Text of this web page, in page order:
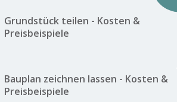
Grundstück teilen - Kosten &
Preisbeispiele
Bauplan zeichnen lassen - Kosten &
Preisbeispiele